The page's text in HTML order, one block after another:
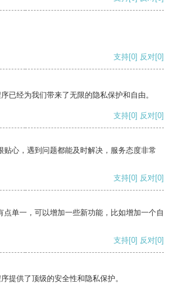
支持[0] 反对[0]
已经为我们带来了无限的隐私保护和自由。
支持[0] 反对[0]
贴心，遇到问题都能及时解决，服务态度非常
支持[0] 反对[0]
点单一，可以增加一些新功能，比如增加一个自
支持[0] 反对[0]
提供了顶级的安全性和隐私保护。